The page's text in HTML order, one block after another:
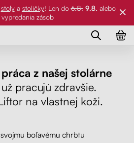
stolya stoličky! Len do6.8. 9.8. alebo
zásob
Stoličky
Stolové dosky
z našej stolárne
pracujú zdravšie.
na vlastnej koži.
boľavému chrbtu